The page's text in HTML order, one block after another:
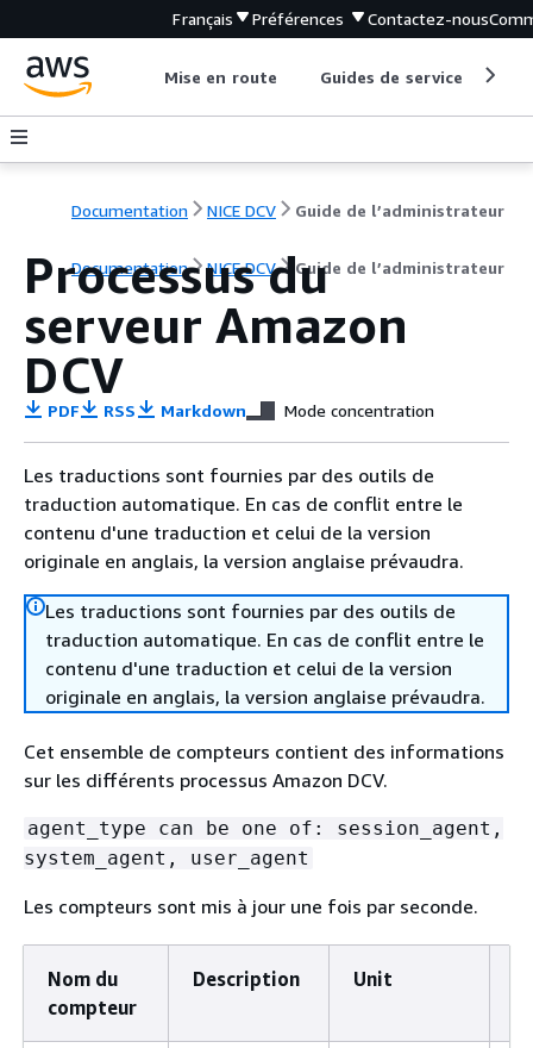
Français Préférences Contactez-nous
Mise en route Guides de service
Documentation NICE DCV Guide de l’administrateur
Documentation NICE DCV Guide de l’administrateur
Processus du
serveur Amazon
DCV
PDF RSS Markdown Mode concentration
Les traductions sont fournies par des outils de
traduction automatique. En cas de conflit entre le
contenu d'une traduction et celui de la version
originale en anglais, la version anglaise prévaudra.
Les traductions sont fournies par des outils de
traduction automatique. En cas de conflit entre le
contenu d'une traduction et celui de la version
originale en anglais, la version anglaise prévaudra.
Cet ensemble de compteurs contient des informations
sur les différents processus Amazon DCV.
agent_type can be one of: session_agent,
system_agent, user_agent
Les compteurs sont mis à jour une fois par seconde.
Nom du
compteur
Description Unit